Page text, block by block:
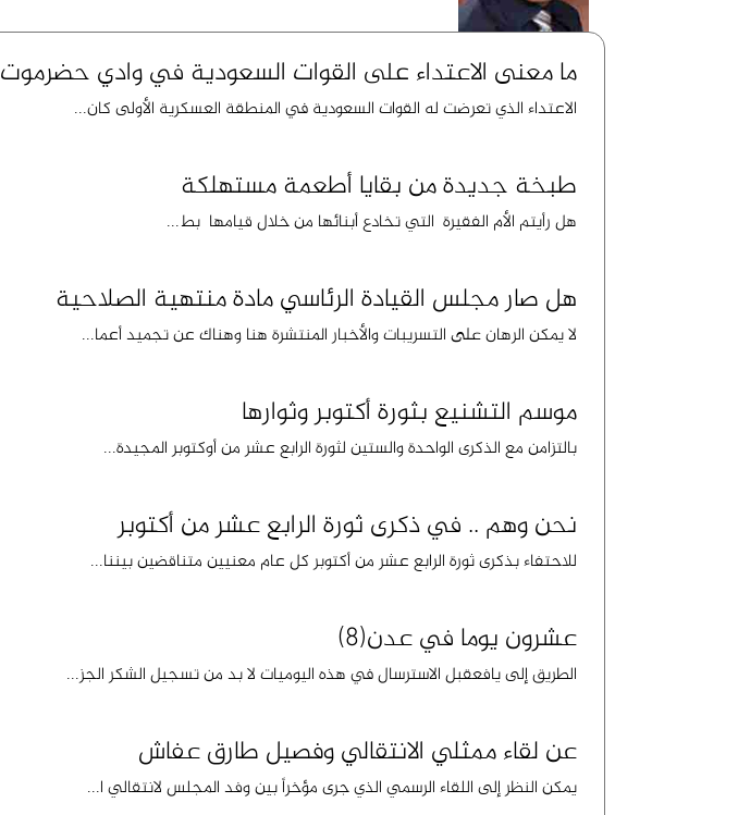
ما معنى الاعتداء على القوات السعودية في وادي حضرموت
الاعتداء الذي تعرضت له القوات السعودية في المنطقة العسكرية الأولى كان...
طبخة جديدة من بقايا أطعمة مستهلكة
هل رأيتم الأم الفقيرة التي تخادع أبنائها من خلال قيامها بط...
هل صار مجلس القيادة الرئاسي مادة منتهية الصلاحية
لا يمكن الرهان على التسريبات والأخبار المنتشرة هنا وهناك عن تجميد أعما...
موسم التشنيع بثورة أكتوبر وثوارها
بالتزامن مع الذكرى الواحدة والستين لثورة الرابع عشر من أوكتوبر المجيدة...
نحن وهم .. في ذكرى ثورة الرابع عشر من أكتوبر
للاحتفاء بذكرى ثورة الرابع عشر من أكتوبر كل عام معنيين متناقضين بيننا...
عشرون يوما في عدن(8)
الطريق إلى يافعقبل الاسترسال في هذه اليوميات لا بد من تسجيل الشكر الجز...
عن لقاء ممثلي الانتقالي وفصيل طارق عفاش
يمكن النظر إلى اللقاء الرسمي الذي جرى مؤخراً بين وفد المجلس لانتقالي ا...